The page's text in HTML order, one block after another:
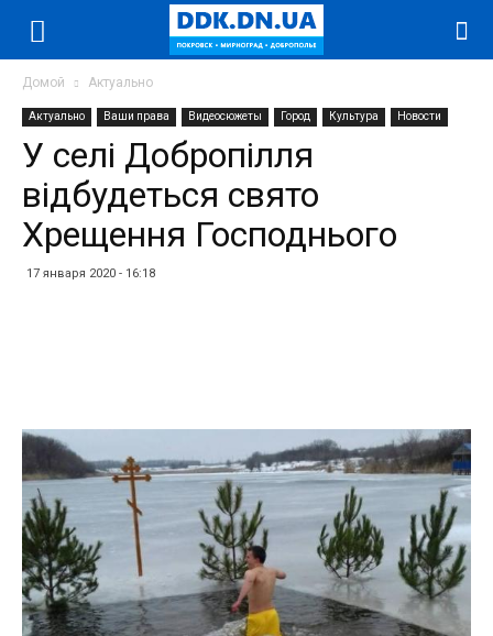
Домой Актуально
Актуально Ваши права Видеосюжеты Город Культура Новости
У селі Добропілля
відбудеться свято
Хрещення Господнього
17 января 2020 - 16:18